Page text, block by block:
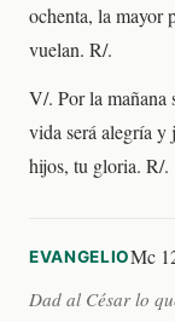
ochenta, la mayor
vuelan. R/.
V/. Por la mañana
vida será alegría y
hijos, tu gloria. R/.
EVANGELIOMc
Dad al César lo